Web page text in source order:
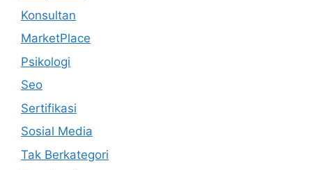
Konsultan
MarketPlace
Psikologi
Seo
Sertifikasi
Sosial Media
Tak Berkategori